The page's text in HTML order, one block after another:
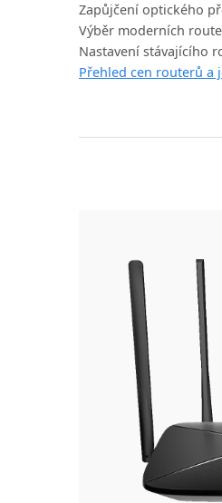
Zapůjčení optického
Výběr moderních
Nastavení stávajícího
Přehled cen routerů a